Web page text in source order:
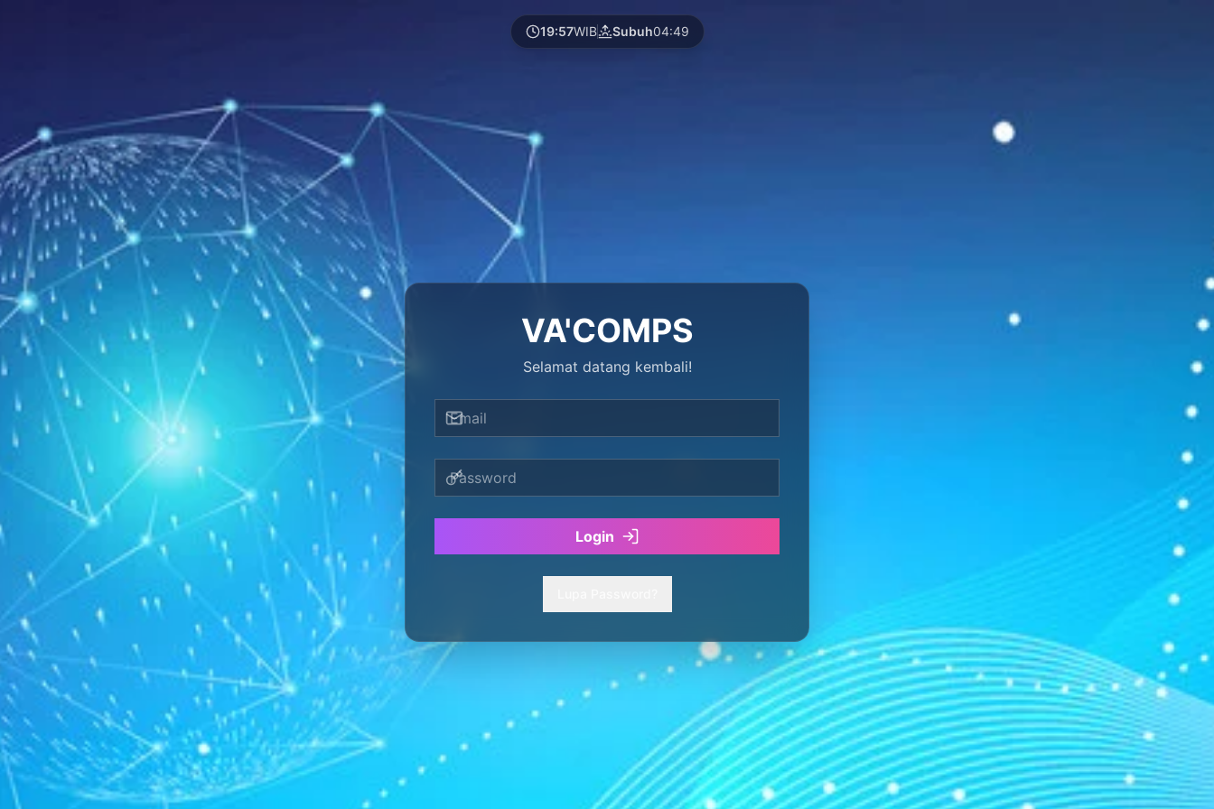
19:57WIB Subuh04:49
VA'COMPS
Selamat datang kembali!
Login